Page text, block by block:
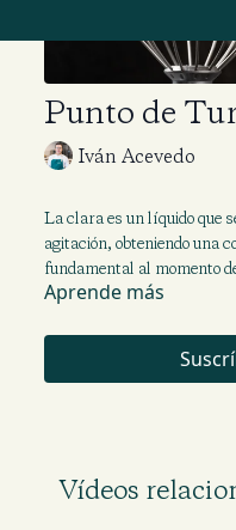
Punto de
Iván Acevedo
La clara es un líquido que
agitación, obteniendo una
fundamental al momento
Aprende más
Vídeos